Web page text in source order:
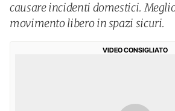
causare incidenti domestici.
movimento libero in spazi sicuri.
VIDEO CONSIGLIATO